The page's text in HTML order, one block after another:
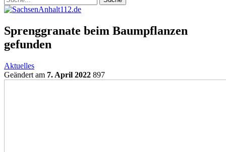
Sprenggranate beim Baumpflanzen
gefunden
Aktuelles
Geändert am 7. April 2022 897